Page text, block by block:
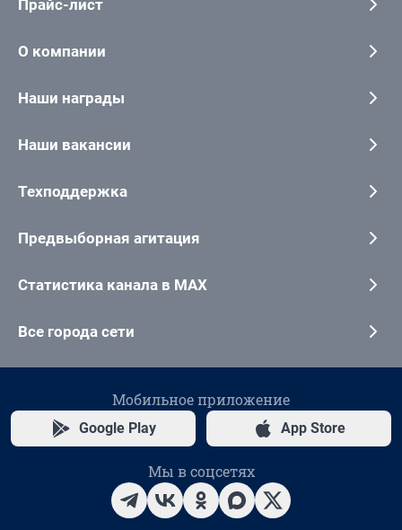
Прайс-лист
О компании
Наши награды
Наши вакансии
Техподдержка
Предвыборная агитация
Статистика канала в MAX
Все города сети
Мобильное приложение
Google Play App Store
Мы в соцсетях